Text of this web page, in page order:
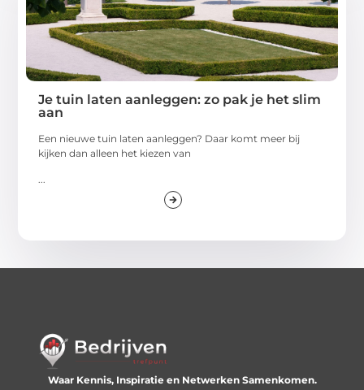
Je tuin laten aanleggen: zo pak je het slim
aan
Een nieuwe tuin laten aanleggen? Daar komt meer bij
kijken dan alleen het kiezen van
Waar Kennis, Inspiratie en Netwerken Samenkomen.